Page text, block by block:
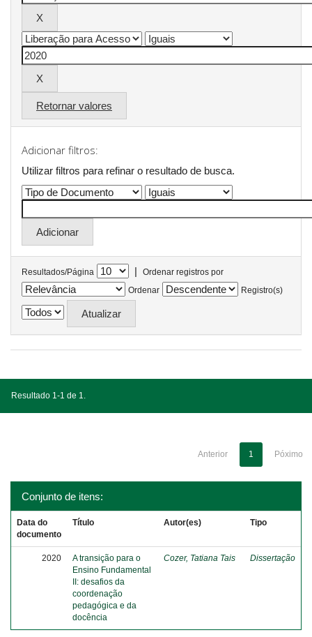
Retornar valores
Adicionar filtros:
Utilizar filtros para refinar o resultado de busca.
Resultados/Página |
Ordenar registros por
Ordenar
Registro(s)
Resultado 1-1 de 1.
Anterior 1 Póximo
Conjunto de itens:
Data do
documento
Título Autor(es) Tipo
2020
A transição para o
Ensino Fundamental
II: desafios da
coordenação
pedagógica e da
docência
Cozer, Tatiana Tais Dissertação